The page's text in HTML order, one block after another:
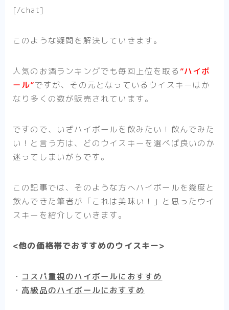
[/chat]
このような疑問を解決していきます。
人気のお酒ランキングでも毎回上位を取る ”ハイボ
ール”ですが、その元となっているウイスキーはか
なり多くの数が販売されています。
ですので、いざハイボールを飲みたい！飲んでみた
い！と言う方は、どのウイスキーを選べば良いのか
迷ってしまいがち です。
この記事では、そのような方へハイボールを幾度と
飲んできた筆者が 「これは美味い！」と思ったウイ
スキー を紹介していきます。
<他の価格帯でおすすめのウイスキー>
・ コスパ重視のハイボールにおすすめ
・ 高級品のハイボールにおすすめ